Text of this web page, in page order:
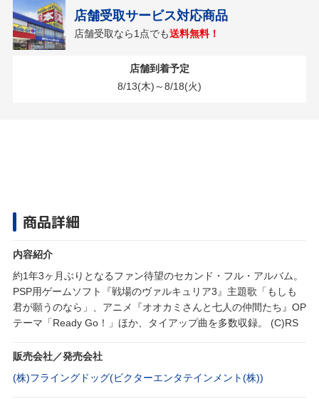
店舗受取サービス対応商品
店舗受取なら1点でも送料無料！
店舗到着予定
8/13(木)～8/18(火)
商品詳細
内容紹介
約1年3ヶ月ぶりとなるファン待望のセカンド・フル・アルバム。
PSP用ゲームソフト『戦場のヴァルキュリア3』主題歌「もしも
君が願うのなら」、アニメ『オオカミさんと七人の仲間たち』OP
テーマ「Ready Go！」ほか、タイアップ曲を多数収録。 (C)RS
販売会社／発売会社
(株)フライングドッグ(ビクターエンタテインメント(株))